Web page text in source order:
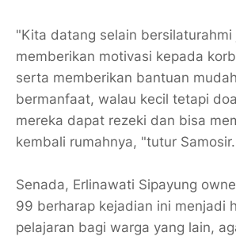
"Kita datang selain bersilaturahmi
memberikan motivasi kepada
serta memberikan bantuan
bermanfaat, walau kecil tetapi
mereka dapat rezeki dan bisa
kembali rumahnya, "tutur Samosir.
Senada, Erlinawati Sipayung
99 berharap kejadian ini menjadi
pelajaran bagi warga yang lain,